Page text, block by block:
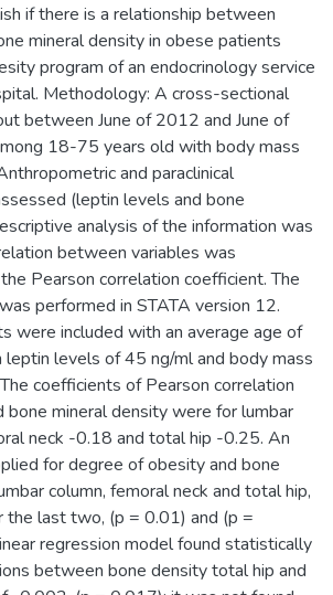
if there is a relationship between
mineral density in obese patients
program of an endocrinology service
Methodology: A cross-sectional
between June of 2012 and June of
18-75 years old with body mass
and paraclinical
(leptin levels and bone
analysis of the information was
between variables was
Pearson correlation coefficient. The
performed in STATA version 12.
were included with an average age of
leptin levels of 45 ng/ml and body mass
coefficients of Pearson correlation
mineral density were for lumbar
neck -0.18 and total hip -0.25. An
for degree of obesity and bone
column, femoral neck and total hip,
the last two, (p = 0.01) and (p =
regression model found statistically
between bone density total hip and